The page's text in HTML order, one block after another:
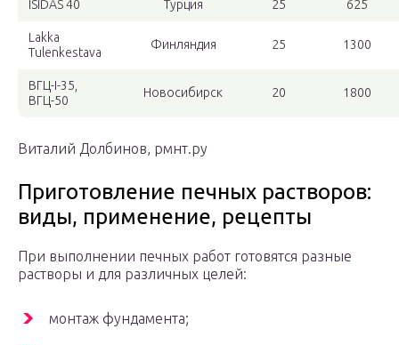
ISIDAS 40 Турция 25 625
Lakka
Tulenkestava
Финляндия 25 1300
ВГЦ-I-35,
ВГЦ-50
Новосибирск 20 1800
Виталий Долбинов, рмнт.ру
Приготовление печных растворов:
виды, применение, рецепты
При выполнении печных работ готовятся разные
растворы и для различных целей:
монтаж фундамента;